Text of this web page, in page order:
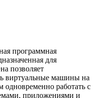
программная
для
позволяет
виртуальные машины на
одновременно работать с
приложениями и